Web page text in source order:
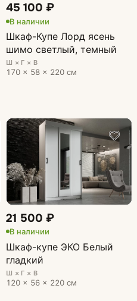
45 100 ₽
В наличии
Шкаф-Купе Лорд ясень
шимо светлый, темный
Ш × Г × В
170 × 58 × 220 см
21 500 ₽
В наличии
Шкаф-купе ЭКО Белый
гладкий
Ш × Г × В
120 × 56 × 220 см